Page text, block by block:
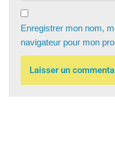
Enregistrer mon nom,
navigateur pour mon